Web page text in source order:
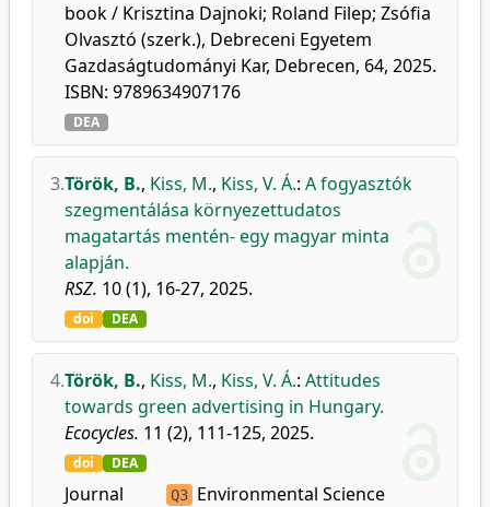
book / Krisztina Dajnoki; Roland Filep; Zsófia
Olvasztó (szerk.), Debreceni Egyetem
Gazdaságtudományi Kar, Debrecen, 64, 2025.
ISBN: 9789634907176
DEA
3.Török, B., Kiss, M., Kiss, V. Á.: A fogyasztók
szegmentálása környezettudatos
magatartás mentén- egy magyar minta
alapján.
RSZ. 10 (1), 16-27, 2025.
doi DEA
4.Török, B., Kiss, M., Kiss, V. Á.: Attitudes
towards green advertising in Hungary.
Ecocycles. 11 (2), 111-125, 2025.
doi DEA
Journal
Q3 Environmental Science